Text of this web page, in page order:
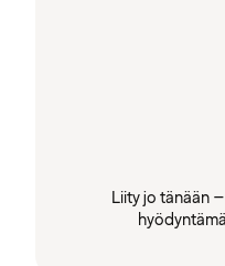
Liity jo tänään